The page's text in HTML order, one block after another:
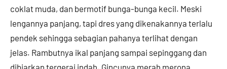
coklat muda, dan bermotif bunga-bunga kecil. Meski
lengannya panjang, tapi dres yang dikenakannya terlalu
pendek sehingga sebagian pahanya terlihat dengan
jelas. Rambutnya ikal panjang sampai sepinggang dan